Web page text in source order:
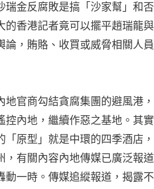
金反腐敗是搞「沙家幫」和
的香港記者竟可以擺平趙瑞龍
，賄賂、收買或威脅相關人
地官商勾結貪腐集團的避風港
控內地，繼續作惡之基地。其
「原型」就是中環的四季酒店
，有關內容內地傳媒已廣泛報
動一時。傳媒追縱報道，揭露